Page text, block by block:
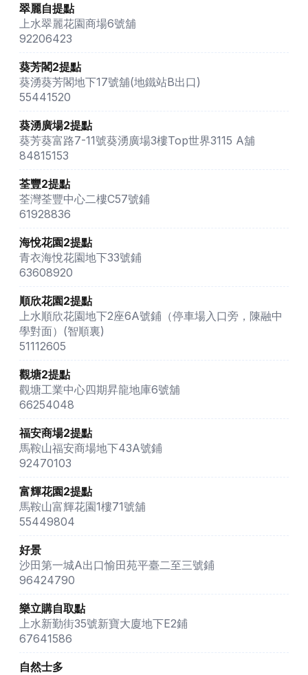
翠麗自提點
上水翠麗花園商場6號舖
92206423
葵芳閣2提點
葵湧葵芳閣地下17號舖(地鐵站B出口)
55441520
葵湧廣場2提點
葵芳葵富路7-11號葵湧廣場3樓Top世界3115 A舖
84815153
荃豐2提點
荃灣荃豐中心二樓C57號鋪
61928836
海悅花園2提點
青衣海悅花園地下33號鋪
63608920
順欣花園2提點
上水順欣花園地下2座6A號鋪（停車場入口旁，陳融中
學對面）(智順裏)
51112605
觀塘2提點
觀塘工業中心四期昇龍地庫6號舖
66254048
福安商場2提點
馬鞍山福安商場地下43A號鋪
92470103
富輝花園2提點
馬鞍山富輝花園1樓71號舖
55449804
好景
沙田第一城A出口愉田苑平臺二至三號鋪
96424790
樂立購自取點
上水新勤街35號新寶大廈地下E2鋪
67641586
自然士多